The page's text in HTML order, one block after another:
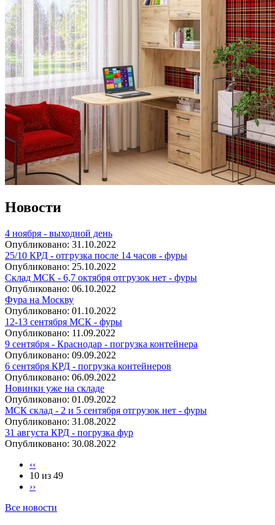
Новости
4 ноября - выходной день
Опубликовано: 31.10.2022
25/10 КРД - отгрузка после 14 часов - фуры
Опубликовано: 25.10.2022
Склад МСК - 6,7 октября отгрузок нет - фуры
Опубликовано: 06.10.2022
Фура на Москву
Опубликовано: 01.10.2022
12-13 сентября МСК - фуры
Опубликовано: 11.09.2022
9 сентября - Краснодар - погрузка контейнера
Опубликовано: 09.09.2022
6 сентября КРД - погрузка контейнеров
Опубликовано: 06.09.2022
Новинки уже на складе
Опубликовано: 01.09.2022
МСК склад - 2 и 5 сентября отгрузок нет - фуры
Опубликовано: 31.08.2022
31 августа КРД - погрузка фур
Опубликовано: 30.08.2022
‹‹
10 из 49
››
Все новости